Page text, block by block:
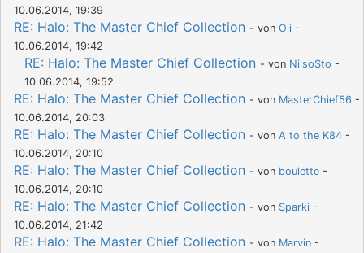
10.06.2014, 19:39
RE: Halo: The Master Chief Collection - von Oli -
10.06.2014, 19:42
RE: Halo: The Master Chief Collection - von NilsoSto -
10.06.2014, 19:52
RE: Halo: The Master Chief Collection - von MasterChief56 -
10.06.2014, 20:03
RE: Halo: The Master Chief Collection - von A to the K84 -
10.06.2014, 20:10
RE: Halo: The Master Chief Collection - von boulette -
10.06.2014, 20:10
RE: Halo: The Master Chief Collection - von Sparki -
10.06.2014, 21:42
RE: Halo: The Master Chief Collection - von Marvin -